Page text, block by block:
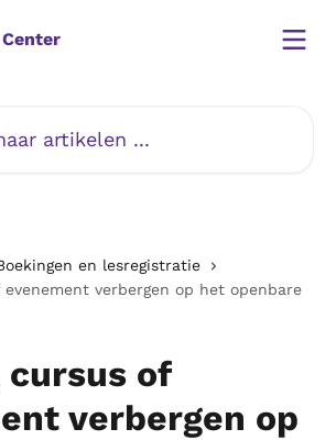
en lesregistratie
evenement verbergen op het openbare
cursus of
verbergen op